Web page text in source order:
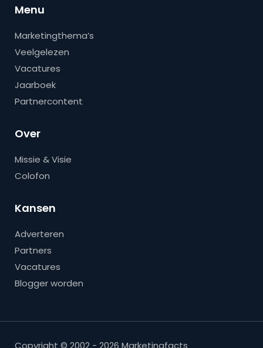
Menu
Marketingthema’s
Veelgelezen
Vacatures
Jaarboek
Partnercontent
Over
Missie & Visie
Colofon
Kansen
Adverteren
Partners
Vacatures
Blogger worden
Copyright © 2002 - 2026 Marketingfacts